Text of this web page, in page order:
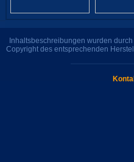
Inhaltsbeschreibungen wurden
Copyright des entsprechenden